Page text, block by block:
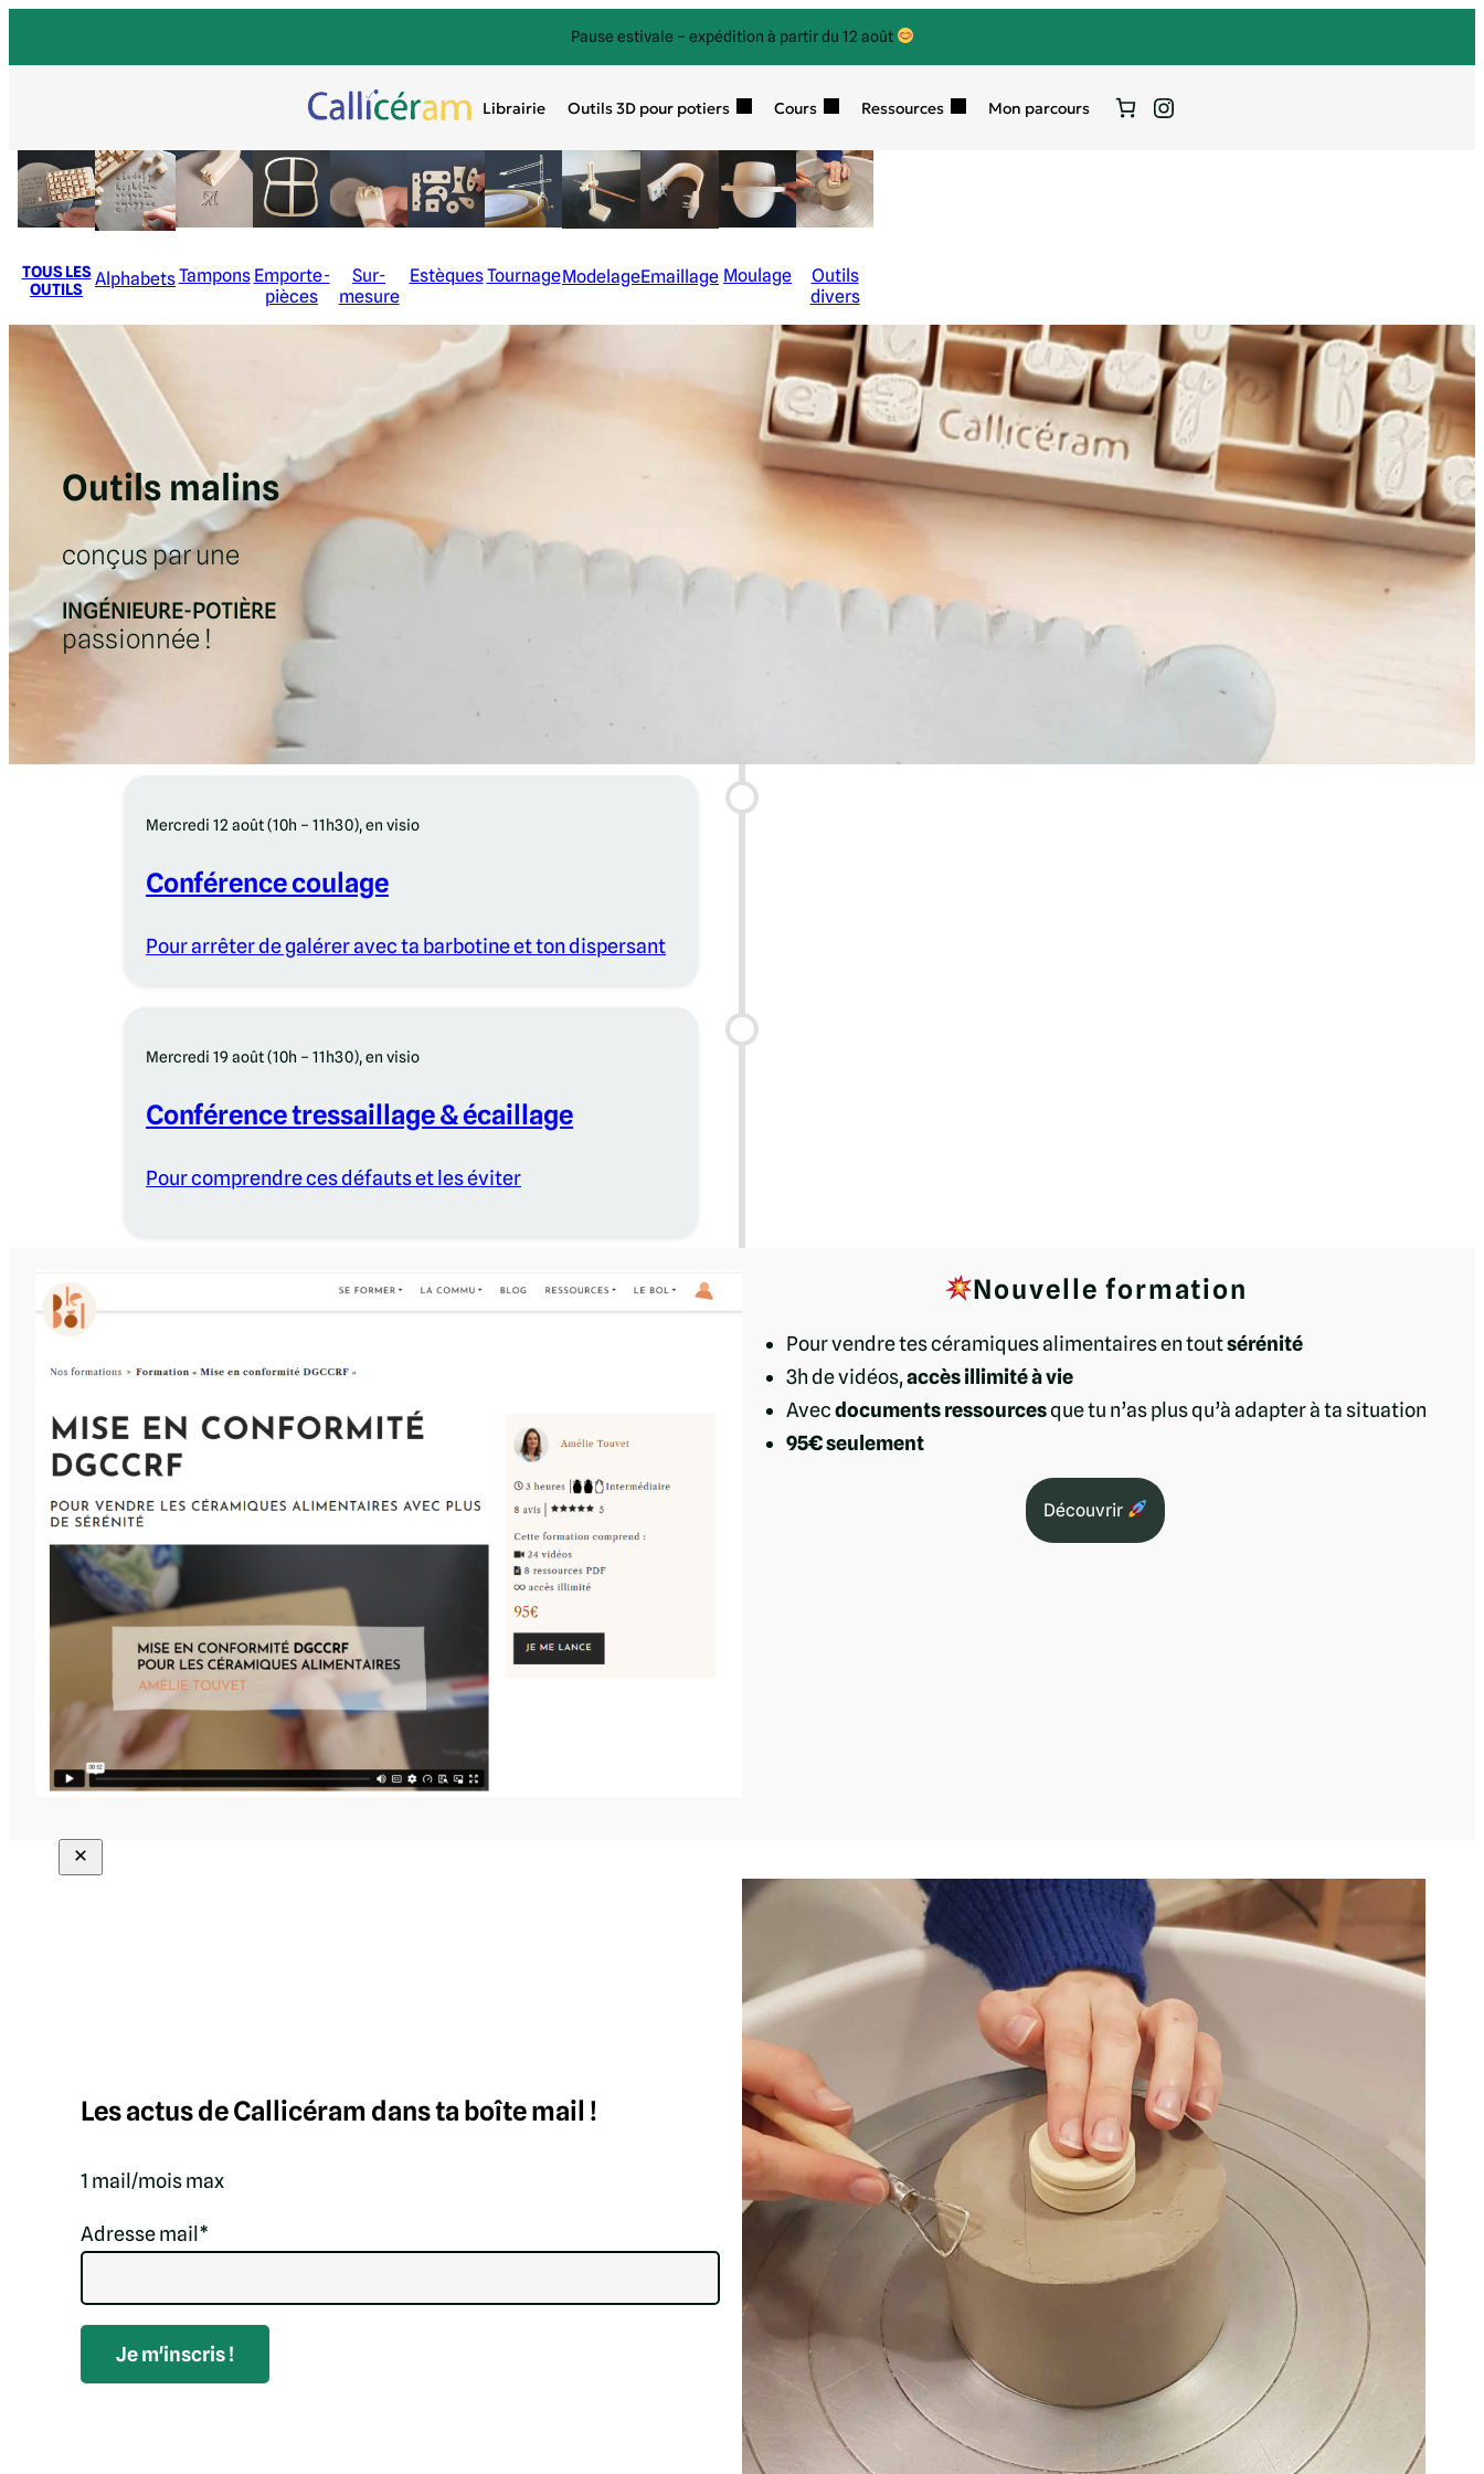
Pause estivale – expédition à partir du 12 août
Librairie Outils 3D pour potiers Cours Ressources Mon parcours Instagram
TOUS LES
OUTILS
AlphabetsTampons Emporte-
pièces
Sur-
mesure
EstèquesTournageModelageEmaillage Moulage
Outils
divers
Outils malins
conçus par une
INGÉNIEURE-POTIÈRE
passionnée !
Mercredi 12 août (10h – 11h30), en visio
Conférence coulage
Pour arrêter de galérer avec ta barbotine et ton dispersant
Mercredi 19 août (10h – 11h30), en visio
Conférence tressaillage & écaillage
Pour comprendre ces défauts et les éviter
Nouvelle formation
Pour vendre tes céramiques alimentaires en toutsérénité
3h de vidéos,accès illimité à vie
Avecdocuments ressourcesque tu n’as plus qu’à adapter à ta situation
95€ seulement
Découvrir
Close
Les actus de Callicéram dans ta boîte mail !
1 mail/mois max
Adresse mail*